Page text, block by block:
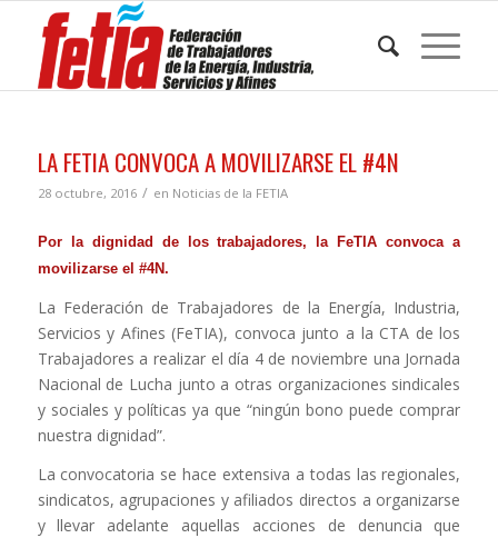
LA FETIA CONVOCA A MOVILIZARSE EL #4N
28 octubre, 2016 / en Noticias de la FETIA
Por la dignidad de los trabajadores, la FeTIA convoca a
movilizarse el #4N.
La Federación de Trabajadores de la Energía, Industria,
Servicios y Afines (FeTIA), convoca junto a la CTA de los
Trabajadores a realizar el día 4 de noviembre una Jornada
Nacional de Lucha junto a otras organizaciones sindicales
y sociales y políticas ya que “ningún bono puede comprar
nuestra dignidad”.
La convocatoria se hace extensiva a todas las regionales,
sindicatos, agrupaciones y afiliados directos a organizarse
y llevar adelante aquellas acciones de denuncia que